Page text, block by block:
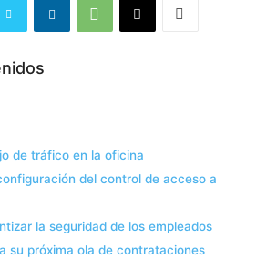
de tráfico en la oficina
del control de acceso a
la seguridad de los empleados
su próxima ola de contrataciones